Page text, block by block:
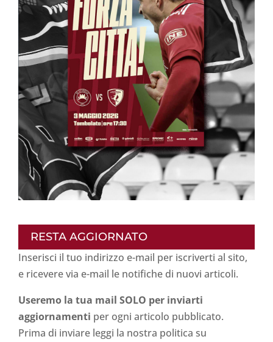
RESTA AGGIORNATO
Inserisci il tuo indirizzo e-mail per iscriverti al sito,
e ricevere via e-mail le notifiche di nuovi articoli.
Useremo la tua mail SOLO per inviarti
aggiornamenti per ogni articolo pubblicato.
Prima di inviare leggi la nostra politica su